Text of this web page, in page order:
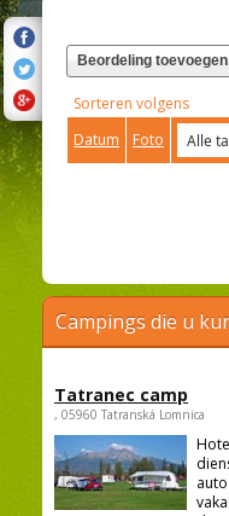
Beordeling toevoegen
Sorteren volgens
Datum
Foto
Campings die u
Tatranec camp
, 05960 Tatranská Lomnica